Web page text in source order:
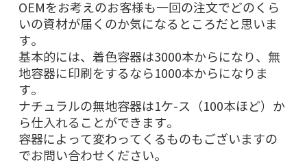
OEMをお考えのお客様も一回の注文でどのくら
いの資材が届くのか気になるところだと思いま
す。
基本的には、着色容器は3000本からになり、無
地容器に印刷をするなら1000本からになりま
す。
ナチュラルの無地容器は1ケ-ス（100本ほど）か
ら仕入れることができます。
容器によって変わってくるものもございますの
でお問い合わせください。